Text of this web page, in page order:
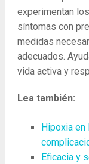
experimentan
síntomas con
medidas
adecuados.
vida activa y
Lea también:
Hipoxia en
Eficacia y